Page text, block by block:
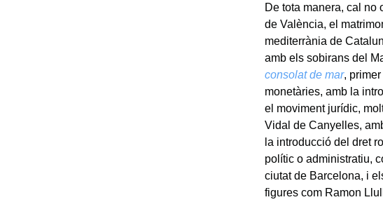
De tota manera, cal no
de València, el
mediterrània de
amb els sobirans del
consolat de mar,
monetàries, amb la
el moviment jurídic,
Vidal de Canyelles,
la introducció del dret
polític o administratiu,
ciutat de Barcelona, i
figures com Ramon